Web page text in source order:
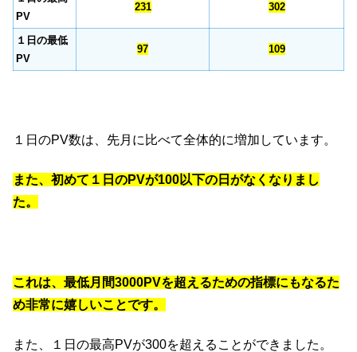
PV
231 302
１日の最低
PV
97 109
１日のPV数は、先月に比べて全体的に増加しています。
また、初めて１日のPVが100以下の日がなくなりまし
た。
これは、最低月間3000PVを超えるための指標にもなるた
め非常に嬉しいことです。
また、１日の最高PVが300を超えることができました。